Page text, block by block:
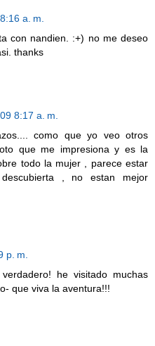
a. m.
con nandien. :+) no me deseo
thanks
8:17 a. m.
como que yo veo otros
que me impresiona y es la
todo la mujer , parece estar
, no estan mejor
p. m.
he visitado muchas
que viva la aventura!!!